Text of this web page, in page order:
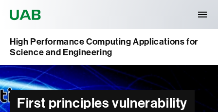
High Performance Computing Applications for
Science and Engineering
First principles vulnerability